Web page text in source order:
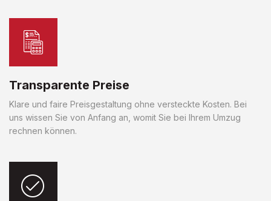
Transparente Preise
Klare und faire Preisgestaltung ohne versteckte Kosten. Bei
uns wissen Sie von Anfang an, womit Sie bei Ihrem Umzug
rechnen können.